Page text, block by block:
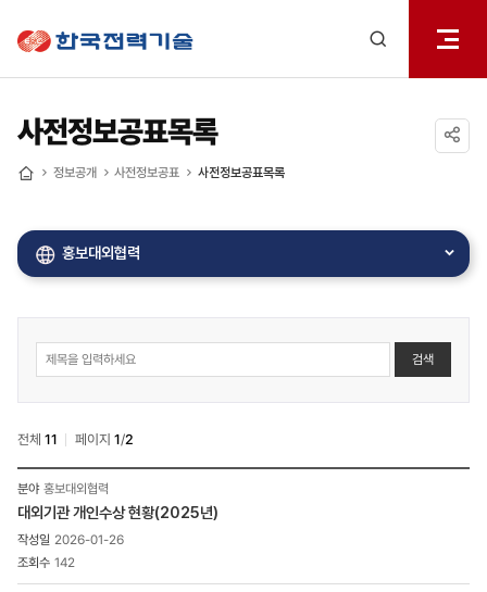
열기
사전정보공표목록
정보공개 사전정보공표 사전정보공표목록
홍보대외협력
사전정보공표
게시물
검색
검색
전체 11 페이지 1/2
게시물
게시판
상세
목록
-
홍보대외협력
대외기관 개인수상 현황(2025년)
2026-01-26
142